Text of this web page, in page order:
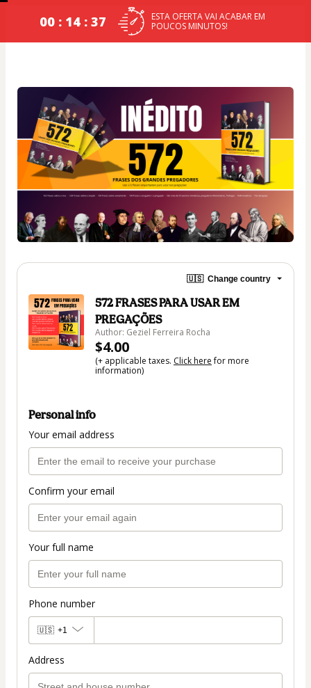
00 : 14 : 36
ESTA OFERTA VAI ACABAR EM
POUCOS MINUTOS!
🇺🇸 Change country
572 FRASES PARA USAR EM
PREGAÇÕES
Author: Geziel Ferreira Rocha
$4.00
(+ applicable taxes. Click herefor more
information)
Personal info
Your email address
Confirm your email
Your full name
Phone number
🇺🇸 +1
Address